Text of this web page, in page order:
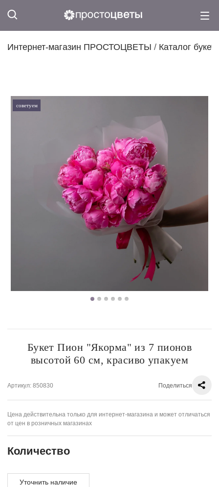
Интернет-магазин ПРОСТОЦВЕТЫ / Каталог
советуем
Букет Пион "Якорма" из 7 пионов
высотой 60 см, красиво упакуем
Артикул: 850830 Поделиться
Цена действительна только для интернет-магазина и может отличаться
от цен в розничных магазинах
Количество
Уточнить наличие